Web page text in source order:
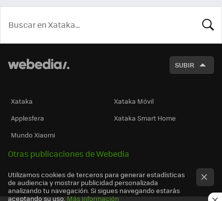
SUBIR
Xataka
Xataka Móvil
Applesfera
Xataka Smart Home
Mundo Xiaomi
Otras publicaciones de Webedia
Utilizamos cookies de terceros para generar estadísticas
de audiencia y mostrar publicidad personalizada
analizando tu navegación. Si sigues navegando estarás
aceptando su uso. Más información